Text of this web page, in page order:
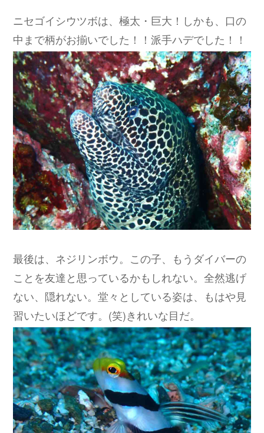
ニセゴイシウツボは、極太・巨大！しかも、口の
中まで柄がお揃いでした！！派手ハデでした！！
最後は、ネジリンボウ。この子、もうダイバーの
ことを友達と思っているかもしれない。全然逃げ
ない、隠れない。堂々としている姿は、もはや見
習いたいほどです。(笑)きれいな目だ。